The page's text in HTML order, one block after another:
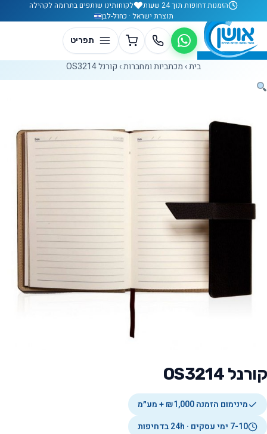
דלג לתוכןהזמנות דחופות תוך 24 שעות
לקוחותינו שותפים בתרומה לקהילה
תוצרת ישראל · כחול-לבן
בית› מכתביות ומחברות› קורנל OS3214
קורנל OS3214
מינימום הזמנה ₪1,000 + מע״מ
7-10 ימי עסקים · 24h בדחיפות